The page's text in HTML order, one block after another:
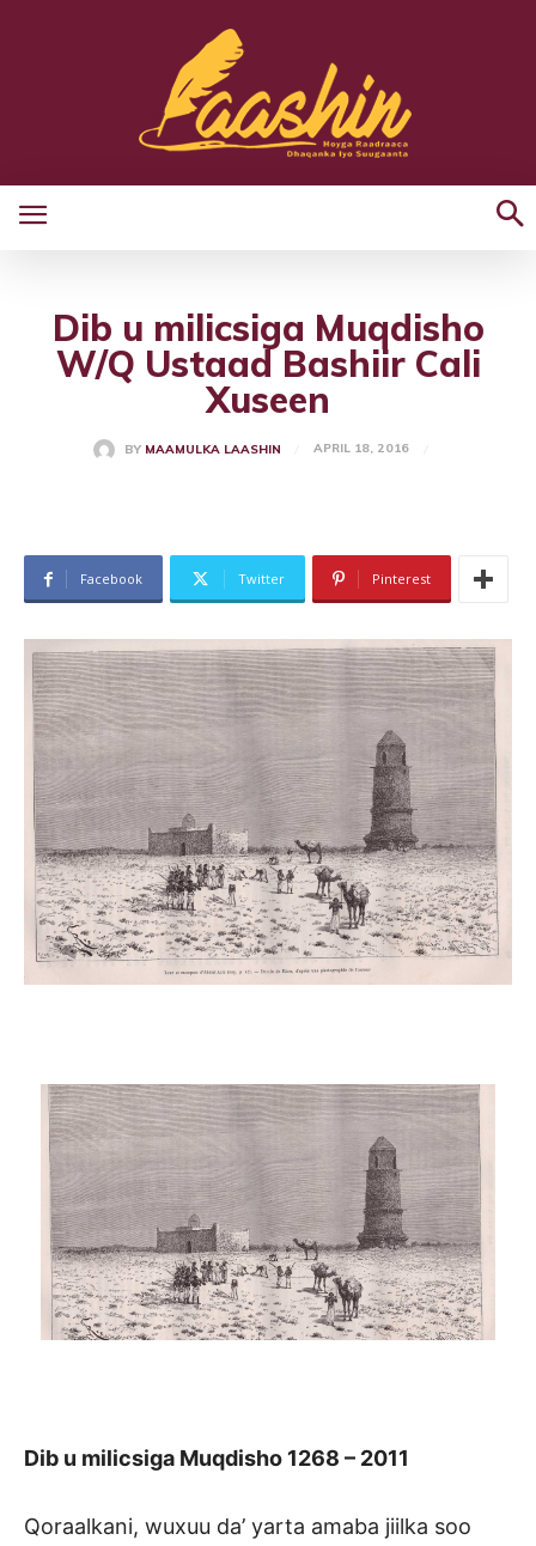
Dib u milicsiga Muqdisho
W/Q Ustaad Bashiir Cali
Xuseen
BY MAAMULKA LAASHIN APRIL 18, 2016
Facebook Twitter Pinterest
Dib u milicsiga Muqdisho 1268 – 2011
Qoraalkani, wuxuu da’ yarta amaba jiilka soo